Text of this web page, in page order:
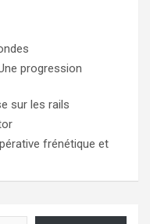
progression
sur les rails
frénétique et